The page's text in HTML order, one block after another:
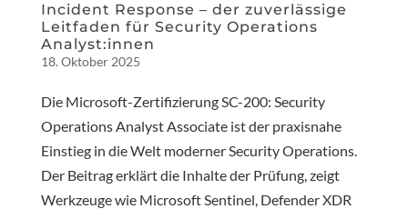
Incident Response – der zuverlässige
Leitfaden für Security Operations
Analyst:innen
18. Oktober 2025
Die Microsoft-Zertifizierung SC-200: Security
Operations Analyst Associate ist der praxisnahe
Einstieg in die Welt moderner Security Operations.
Der Beitrag erklärt die Inhalte der Prüfung, zeigt
Werkzeuge wie Microsoft Sentinel, Defender XDR